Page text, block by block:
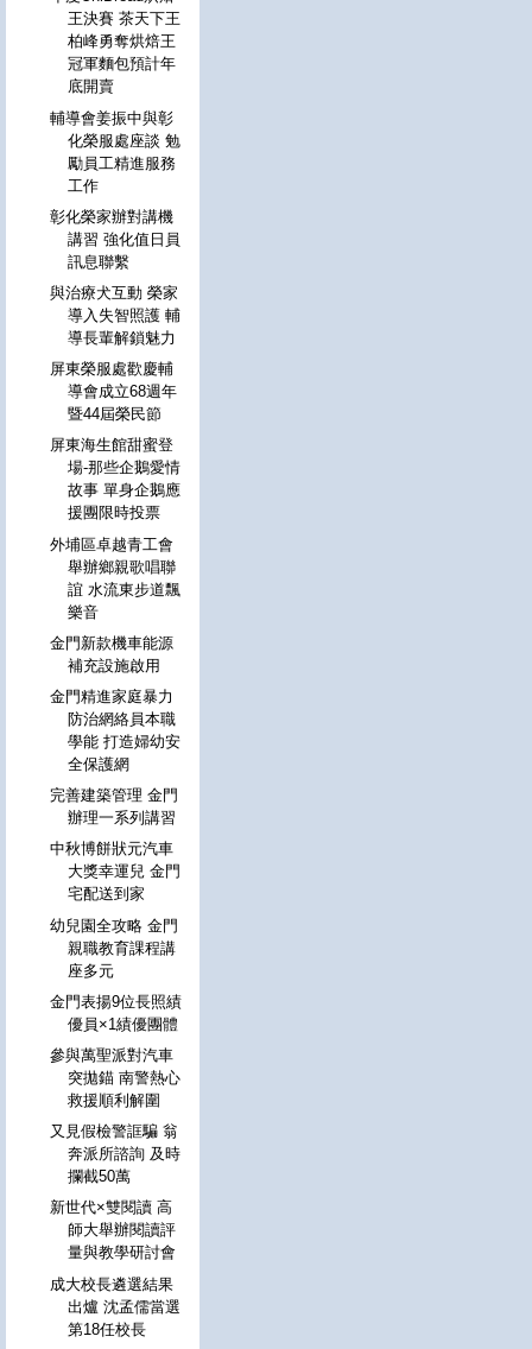
王決賽 茶天下王
柏峰勇奪烘焙王
冠軍麵包預計年
底開賣
輔導會姜振中與彰
化榮服處座談 勉
勵員工精進服務
工作
彰化榮家辦對講機
講習 強化值日員
訊息聯繫
與治療犬互動 榮家
導入失智照護 輔
導長輩解鎖魅力
屏東榮服處歡慶輔
導會成立68週年
暨44屆榮民節
屏東海生館甜蜜登
場-那些企鵝愛情
故事 單身企鵝應
援團限時投票
外埔區卓越青工會
舉辦鄉親歌唱聯
誼 水流東步道飄
樂音
金門新款機車能源
補充設施啟用
金門精進家庭暴力
防治網絡員本職
學能 打造婦幼安
全保護網
完善建築管理 金門
辦理一系列講習
中秋博餅狀元汽車
大獎幸運兒 金門
宅配送到家
幼兒園全攻略 金門
親職教育課程講
座多元
金門表揚9位長照績
優員×1績優團體
參與萬聖派對汽車
突拋錨 南警熱心
救援順利解圍
又見假檢警誆騙 翁
奔派所諮詢 及時
攔截50萬
新世代×雙閱讀 高
師大舉辦閱讀評
量與教學研討會
成大校長遴選結果
出爐 沈孟儒當選
第18任校長